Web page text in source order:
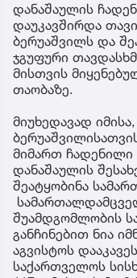
დანაშაულის
დაუკავშირდა
ბერუაშვილს და
ჯგუფური
მისთვის
თაობაზე.
მიუხედავად
მიმართ ჩადენილი
დანაშაულის
შეატყობინა
შუამდგომლობის
განჩინებით ნია
აგვისტოს
საქართველოს